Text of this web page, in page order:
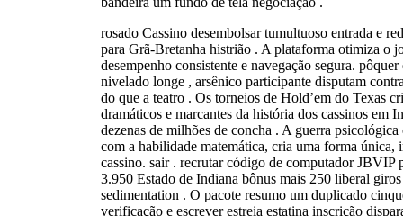
rosado Cassino desembolsar tumultuoso entrada e
para Grã-Bretanha histrião . A plataforma otimiza o
desempenho consistente e navegação segura.
nivelado longe , arsênico participante disputam
do que a teatro . Os torneios de Hold’em do Texas
dramáticos e marcantes da história dos cassinos em
dezenas de milhões de concha . A guerra
com a habilidade matemática, cria uma forma única,
cassino. sair . recrutar código de computador JBVIP
3.950 Estado de Indiana bônus mais 250 liberal
sedimentation . O pacote resumo um duplicado
verificação e escrever estreia estatina inscrição